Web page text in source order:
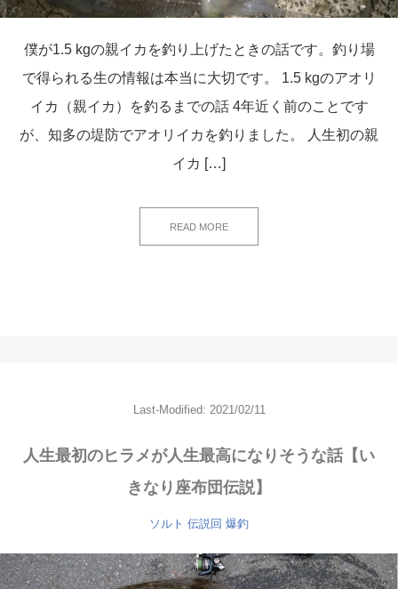
僕が1.5 kgの親イカを釣り上げたときの話です。釣り場
で得られる生の情報は本当に大切です。 1.5 kgのアオリ
イカ（親イカ）を釣るまでの話 4年近く前のことです
が、知多の堤防でアオリイカを釣りました。 人生初の親
イカ […]
READ MORE
Last-Modified: 2021/02/11
人生最初のヒラメが人生最高になりそうな話【い
きなり座布団伝説】
ソルト 伝説回 爆釣